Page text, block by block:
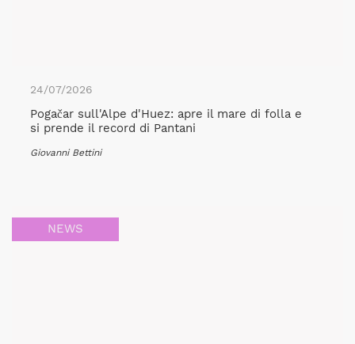
24/07/2026
Pogačar sull'Alpe d'Huez: apre il mare di folla e
si prende il record di Pantani
Giovanni Bettini
NEWS